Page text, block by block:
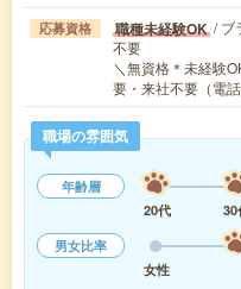
応募資格 職種未経験OK / ブ
不要
＼無資格＊未経験
要・来社不要（電
職場の雰囲気
年齢層
20代
30
男女比率
女性